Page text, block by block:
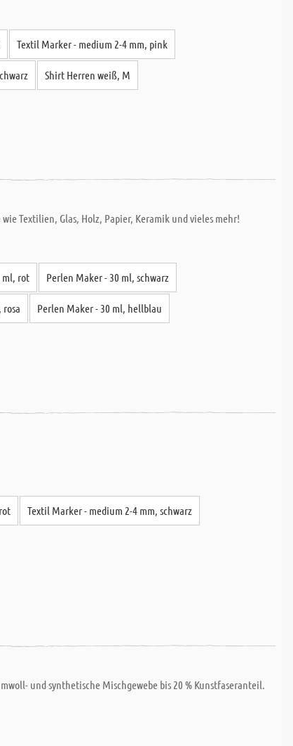
Textil Marker - medium 2-4 mm, pink
Shirt Herren weiß, M
Textilien, Glas, Holz, Papier, Keramik und vieles mehr!
ml, rot Perlen Maker - 30 ml, schwarz
Perlen Maker - 30 ml, hellblau
Textil Marker - medium 2-4 mm, schwarz
und synthetische Mischgewebe bis 20 % Kunstfaseranteil.